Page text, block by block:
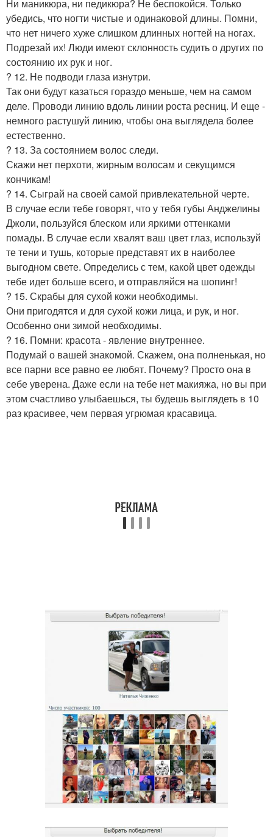
Ни маникюра, ни педикюра? Не беспокойся. Только
убедись, что ногти чистые и одинаковой длины. Помни,
что нет ничего хуже слишком длинных ногтей на ногах.
Подрезай их! Люди имеют склонность судить о других по
состоянию их рук и ног.
? 12. Не подводи глаза изнутри.
Так они будут казаться гораздо меньше, чем на самом
деле. Проводи линию вдоль линии роста ресниц. И еще -
немного растушуй линию, чтобы она выглядела более
естественно.
? 13. За состоянием волос следи.
Скажи нет перхоти, жирным волосам и секущимся
кончикам!
? 14. Сыграй на своей самой привлекательной черте.
В случае если тебе говорят, что у тебя губы Анджелины
Джоли, пользуйся блеском или яркими оттенками
помады. В случае если хвалят ваш цвет глаз, используй
те тени и тушь, которые представят их в наиболее
выгодном свете. Определись с тем, какой цвет одежды
тебе идет больше всего, и отправляйся на шопинг!
? 15. Скрабы для сухой кожи необходимы.
Они пригодятся и для сухой кожи лица, и рук, и ног.
Особенно они зимой необходимы.
? 16. Помни: красота - явление внутреннее.
Подумай о вашей знакомой. Скажем, она полненькая, но
все парни все равно ее любят. Почему? Просто она в
себе уверена. Даже если на тебе нет макияжа, но вы при
этом счастливо улыбаешься, ты будешь выглядеть в 10
раз красивее, чем первая угрюмая красавица.